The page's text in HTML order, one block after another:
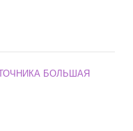
БОЛЬШАЯ